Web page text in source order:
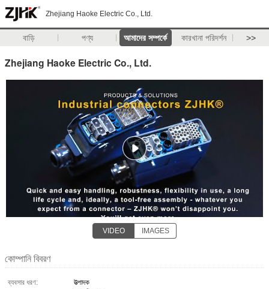
Zhejiang Haoke Electric Co., Ltd.
বাড়ি পণ্য আমাদের সম্পর্কে কারখানা পরিদর্শন >>
Zhejiang Haoke Electric Co., Ltd.
VIDEO IMAGES
কোম্পানি বিবরণ
ব্যবসার ধরণ:
উত্পাদক